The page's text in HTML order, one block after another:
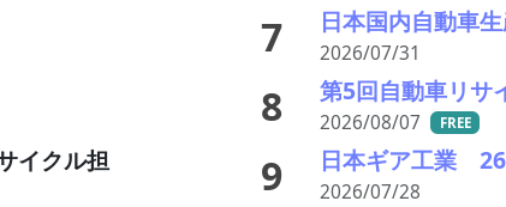
イクル担
7 2026/07/31
8 2026/08/07 FREE
9 2026/07/28